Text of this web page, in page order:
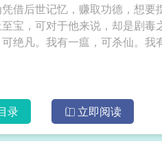
借后世记忆，赚取功德，想要
宝，可对于他来说，却是剧毒
绝凡。我有一瘟，可杀仙。我
录 立即阅读